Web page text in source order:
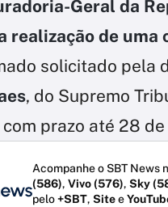
Geral da
realização de uma
solicitado pela
, do Supremo
com prazo até 28
Acompanhe o SBT News
(586), Vivo (576), Sky
pelo+SBT, Sitee